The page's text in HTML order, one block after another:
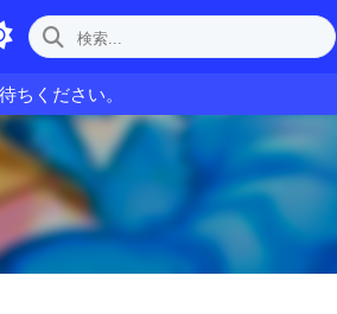
ちください。